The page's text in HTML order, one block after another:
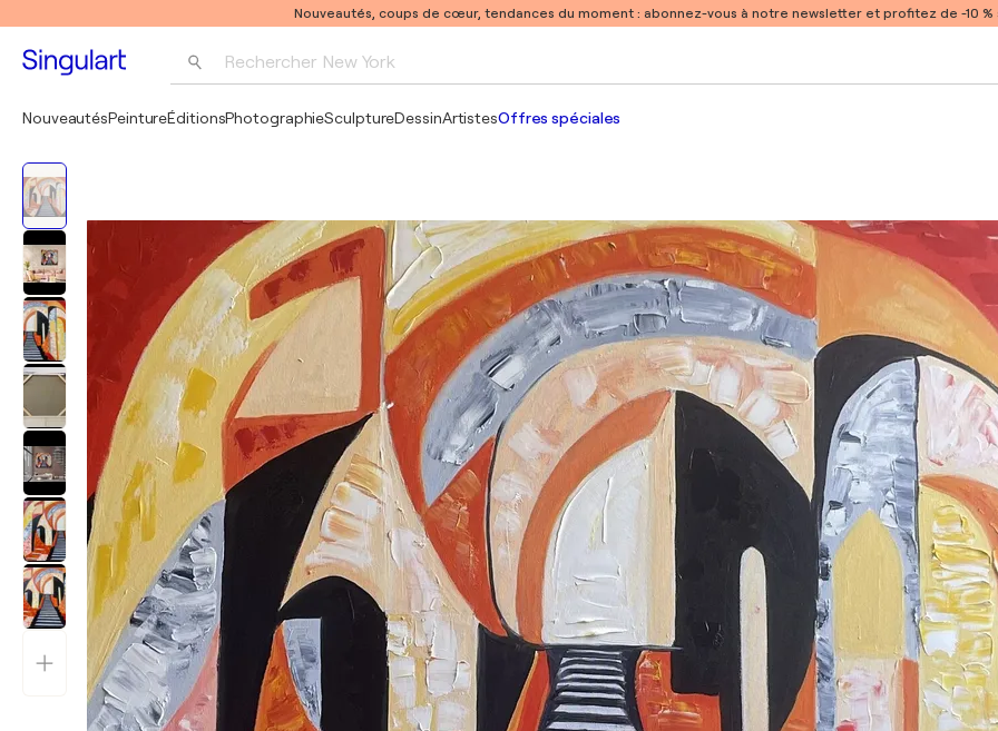
Nouveautés, coups de cœur, tendances du moment : abonnez-vous à notre newsletter et profitez de -10
Rechercher New York
NouveautésPeintureÉditionsPhotographieSculptureDessinArtistesOffres spéciales